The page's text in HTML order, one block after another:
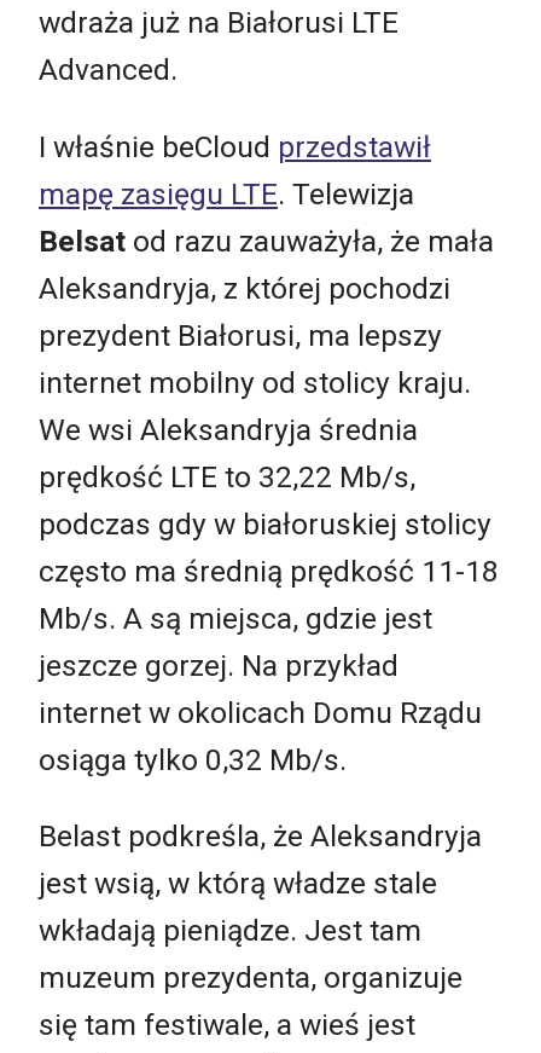
wdraża już na Białorusi LTE
Advanced.
I właśnie beCloud przedstawił
mapę zasięgu LTE. Telewizja
Belsat od razu zauważyła, że mała
Aleksandryja, z której pochodzi
prezydent Białorusi, ma lepszy
internet mobilny od stolicy kraju.
We wsi Aleksandryja średnia
prędkość LTE to 32,22 Mb/s,
podczas gdy w białoruskiej stolicy
często ma średnią prędkość 11-18
Mb/s. A są miejsca, gdzie jest
jeszcze gorzej. Na przykład
internet w okolicach Domu Rządu
osiąga tylko 0,32 Mb/s.
Belast podkreśla, że Aleksandryja
jest wsią, w którą władze stale
wkładają pieniądze. Jest tam
muzeum prezydenta, organizuje
się tam festiwale, a wieś jest